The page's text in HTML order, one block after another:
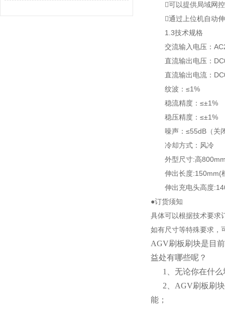
可以提供局域网控
通过上位机自动伸
1.3技术规格
交流输入电压：
直流输出电压：
直流输出电流：
纹波：≤1%
稳流精度：≤±1%
稳压精度：≤±1%
噪声：≤55dB（关
冷却方式：风冷
外型尺寸:高
伸出长度:150mm(
伸出充电头高度
●订货须知
具体可以根据技术要求
如有尺寸等特殊要求，
AGV刷板刷块是目
益处有哪些呢？
1、无论你在什么
2、AGV刷板刷块
能；